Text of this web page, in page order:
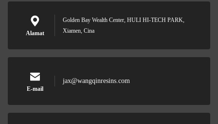
Alamat
Golden Bay Wealth Center, HULI HI-TECH PARK,
Xiamen, Cina
E-mail
jax@wangqinresins.com